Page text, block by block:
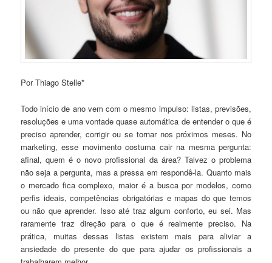
Por Thiago Stelle*
Todo início de ano vem com o mesmo impulso: listas, previsões,
resoluções e uma vontade quase automática de entender o que é
preciso aprender, corrigir ou se tornar nos próximos meses. No
marketing, esse movimento costuma cair na mesma pergunta:
afinal, quem é o novo profissional da área? Talvez o problema
não seja a pergunta, mas a pressa em respondê-la. Quanto mais
o mercado fica complexo, maior é a busca por modelos, como
perfis ideais, competências obrigatórias e mapas do que temos
ou não que aprender. Isso até traz algum conforto, eu sei. Mas
raramente traz direção para o que é realmente preciso. Na
prática, muitas dessas listas existem mais para aliviar a
ansiedade do presente do que para ajudar os profissionais a